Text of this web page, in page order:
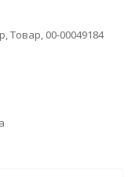
Товар, 00-00049184